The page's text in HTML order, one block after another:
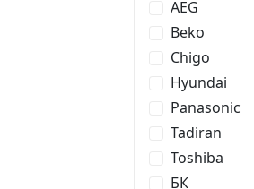
AEG
Beko
Chigo
Hyundai
Panasonic
Tadiran
Toshiba
БК